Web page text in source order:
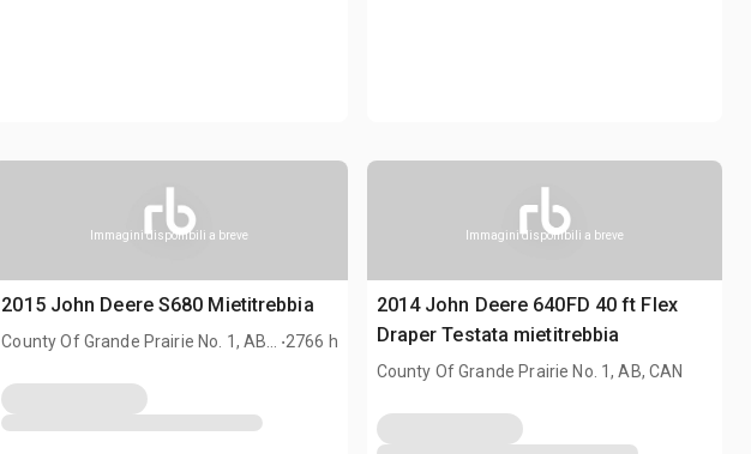
Immagini disponibili a breve
2015 John Deere S680 Mietitrebbia
County Of Grande Prairie No. 1, AB,
.2766 h
Immagini disponibili a breve
2014 John Deere 640FD 40 ft Flex
Draper Testata mietitrebbia
County Of Grande Prairie No. 1, AB, CAN